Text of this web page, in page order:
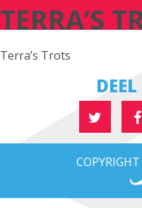
TERRA’S
Terra’s Trots